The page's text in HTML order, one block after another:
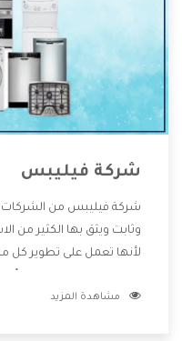
شركة فيليبس
شركة فيليبس من الشركات
وثابت ويثق بها الكثير من
لأنها تعمل على تطوير كل
وتقدم للعملاء أقوى
مشاهدة المزيد